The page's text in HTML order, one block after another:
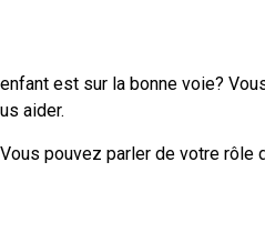
est sur la bonne voie?
aider.
pouvez parler de votre rôle